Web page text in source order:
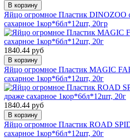
В корзину
Яйцо огромное Пластик DINOZOO
сахарное 1кор*6бл*12шт, 20гр
1840.44 руб
В корзину
Яйцо огромное Пластик MAGIC
сахарное 1кор*6бл*12шт, 20г
1840.44 руб
В корзину
Яйцо огромное Пластик ROAD
сахарное 1кор*6бл*12шт, 20г